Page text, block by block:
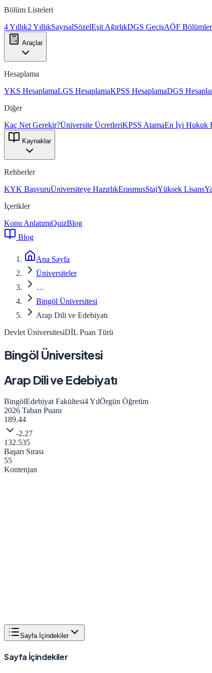
Bölüm Listeleri
4 Yıllık2 YıllıkSayısalSözelEşit AğırlıkDGS GeçişAÖF
Araçlar
Hesaplama
YKS HesaplamaLGS HesaplamaKPSS HesaplamaDGS
Diğer
Kaç Net Gerekir?Üniversite ÜcretleriKPSS AtamaEn İyi Hukuk
Kaynaklar
Rehberler
KYK BaşvuruÜniversiteye HazırlıkErasmusStajYüksek Lisans
İçerikler
Konu AnlatımıQuizBlog
Blog
Ana Sayfa
Üniversiteler
…
Bingöl Üniversitesi
Arap Dili ve Edebiyatı
Devlet ÜniversitesiDİL Puan Türü
Bingöl Üniversitesi
Arap Dili ve Edebiyatı
BingölEdebiyat Fakültesi4YılÖrgün Öğretim
2026 Taban Puanı
189.44
-2.27
132.535
Başarı Sırası
55
Kontenjan
Sayfa İçindekiler
Sayfa İçindekiler